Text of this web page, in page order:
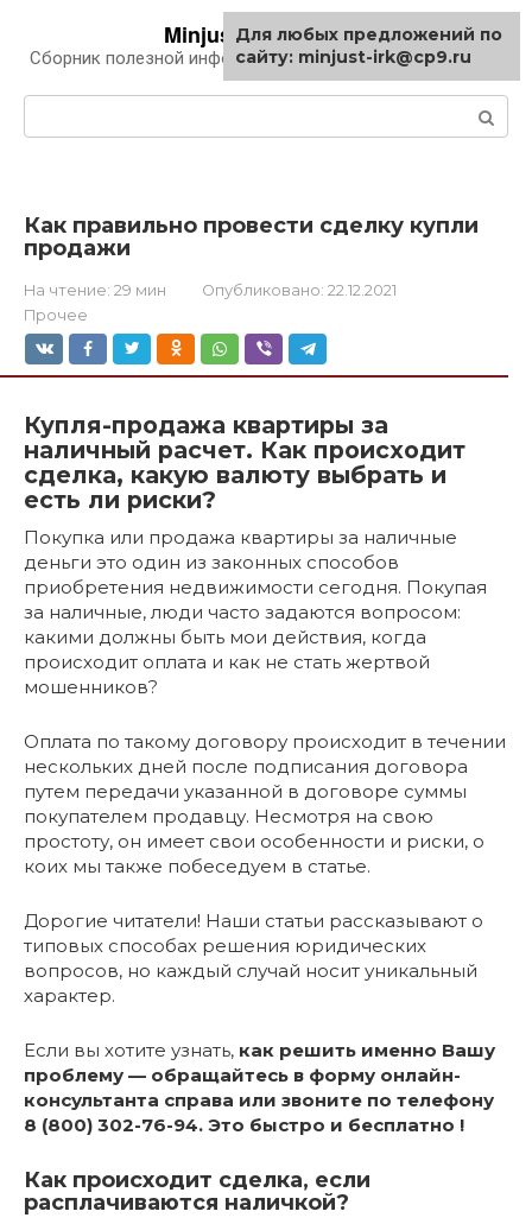
контенту
Minjust-irk.ru
Сборник полезной информации про автомобили
Как правильно провести сделку купли
продажи
На чтение: 29 мин Опубликовано: 22.12.2021
Прочее
Купля-продажа квартиры за
наличный расчет. Как происходит
сделка, какую валюту выбрать и
есть ли риски?
Покупка или продажа квартиры за наличные
деньги это один из законных способов
приобретения недвижимости сегодня. Покупая
за наличные, люди часто задаются вопросом:
какими должны быть мои действия, когда
происходит оплата и как не стать жертвой
мошенников?
Оплата по такому договору происходит в течении
нескольких дней после подписания договора
путем передачи указанной в договоре суммы
покупателем продавцу. Несмотря на свою
простоту, он имеет свои особенности и риски, о
коих мы также побеседуем в статье.
Дорогие читатели! Наши статьи рассказывают о
типовых способах решения юридических
вопросов, но каждый случай носит уникальный
характер.
Если вы хотите узнать, как решить именно Вашу
проблему — обращайтесь в форму онлайн-
консультанта справа или звоните по телефону
8 (800) 302-76-94. Это быстро и бесплатно !
Как происходит сделка, если
расплачиваются наличкой?
Для любых предложений по
сайту: minjust-irk@cp9.ru